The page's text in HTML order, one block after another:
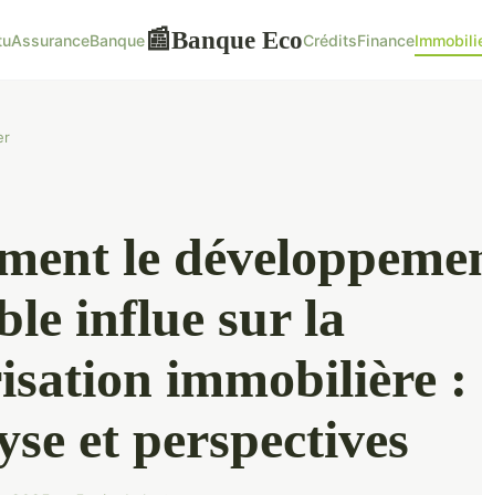
AssuranceBanque📰Banque EcoCréditsFinance
le
influe sur la
immobilière :
et perspectives